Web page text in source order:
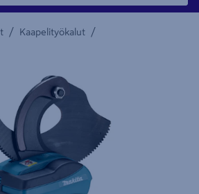
/ Kaapelityökalut /
löytyy Tuotteen kuvaus -